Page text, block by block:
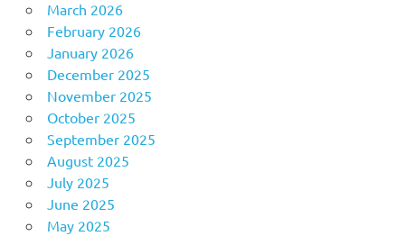
March 2026
February 2026
January 2026
December 2025
November 2025
October 2025
September 2025
August 2025
July 2025
June 2025
May 2025